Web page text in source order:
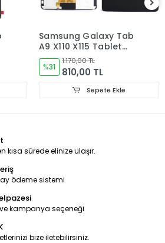
Samsung Galaxy Tab
A9 X110 X115 Tablet
Ekran Dokunmatik
%31
1.170,00 TL
810,00 TL
Sepete Ekle
kısa sürede elinize ulaşır.
ödeme sistemi
kampanya seçeneği
bize iletebilirsiniz.